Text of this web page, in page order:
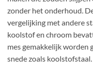
zonder het onderhoud.
vergelijking met andere
koolstof en chroom
mes gemakkelijk worden
snede zoals